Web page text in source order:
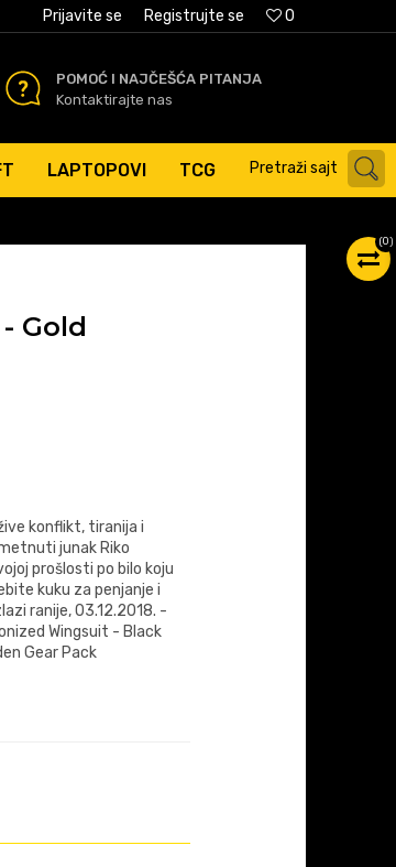
KARTICAMA 0
Prijavite se Registrujte se
POMOĆ I NAJČEŠĆA PITANJA
Kontaktirajte nas
LAPTOPOVI TCG Pretraži sajt
(0)
Gold
konflikt, tiranija i
junak Riko
prošlosti po bilo koju
kuku za penjanje i
ranije, 03.12.2018. -
Wingsuit - Black
Gear Pack